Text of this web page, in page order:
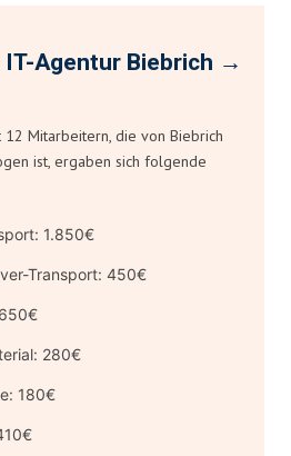
IT-Agentur Biebrich →
Mitarbeitern, die von Biebrich
ist, ergaben sich folgende
1.850€
Transport: 450€
280€
180€